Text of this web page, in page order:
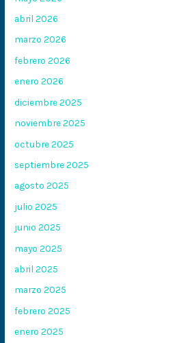
abril 2026
marzo 2026
febrero 2026
enero 2026
diciembre 2025
noviembre 2025
octubre 2025
septiembre 2025
agosto 2025
julio 2025
junio 2025
mayo 2025
abril 2025
marzo 2025
febrero 2025
enero 2025